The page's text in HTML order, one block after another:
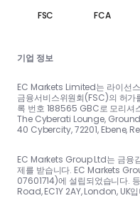
FSC FCA
기업 정보
EC Markets Limited는 라이선
금융서비스위원회(FSC)의 허가
록 번호 188565 GBC로 모리셔
The Cyberati Lounge,
40 Cybercity, 72201, Ebene,
EC Markets Group Ltd는 금융
제를 받습니다. EC Markets
07601714)에 설립되었습니다.
Road, EC1Y 2AY, London, UK